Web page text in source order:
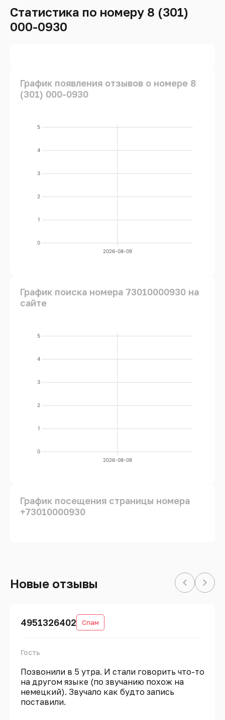
Статистика по номеру 8 (301)
000-0930
График появления отзывов о номере 8
(301) 000-0930
0
1
2
3
4
5
2026-08-09
График поиска номера 73010000930 на
сайте
0
1
2
3
4
5
2026-08-09
График посещения страницы номера
+73010000930
Новые отзывы
4951326402 Спам
Гость
Позвонили в 5 утра. И стали говорить что-то
на другом языке (по звучанию похож на
немецкий). Звучало как будто запись
поставили.